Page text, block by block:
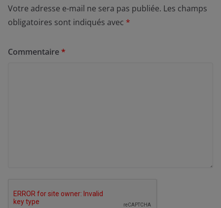
Votre adresse e-mail ne sera pas publiée. Les champs
obligatoires sont indiqués avec *
Commentaire*